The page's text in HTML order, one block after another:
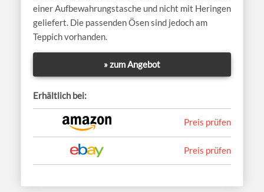
einer Aufbewahrungstasche und nicht mit Heringen
geliefert. Die passenden Ösen sind jedoch am
Teppich vorhanden.
» zum Angebot
Erhältlich bei:
Preis prüfen
Preis prüfen